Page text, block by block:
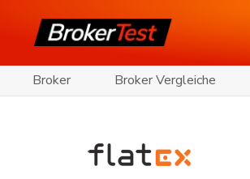
Broker Broker Vergleiche